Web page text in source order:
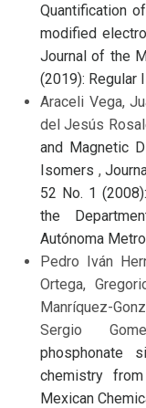
Quantification
modified
Journal of the
(2019): Regular
Araceli Vega,
del Jesús
and Magnetic
Isomers ,
52 No. 1
the
Autónoma
Pedro Iván
Ortega,
Manríquez-
Sergio
phosphonate
chemistry
Mexican